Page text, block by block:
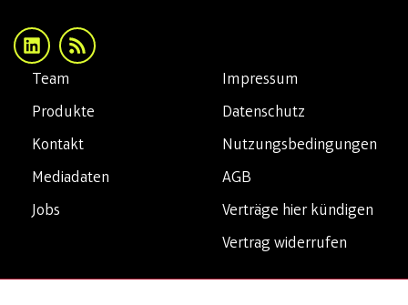
Impressum
Datenschutz
Nutzungsbedingungen
AGB
Verträge hier kündigen
Vertrag widerrufen
Team
Produkte
Kontakt
Mediadaten
Jobs